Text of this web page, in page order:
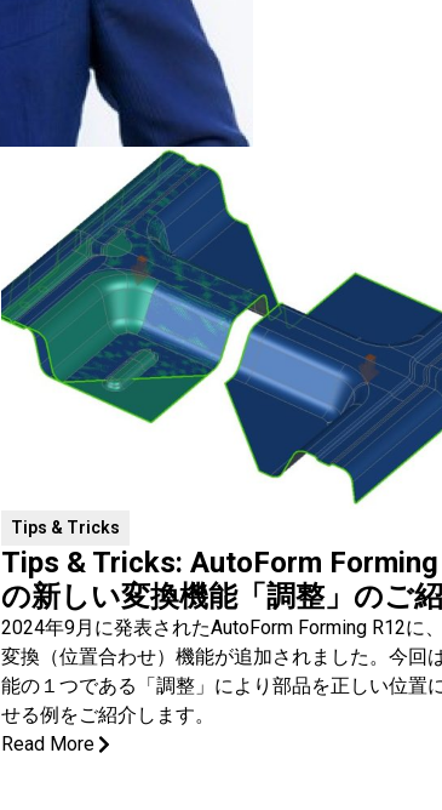
Tips & ​Tricks
Tips & Tricks: AutoForm
の新しい変換機能「調整」のご
2024年9月に発表されたAutoForm Forming R12に
変換（位置合わせ）機能が追加されました。今回
能の１つである「調整」により部品を正しい位置
せる例をご紹介します。
Read More